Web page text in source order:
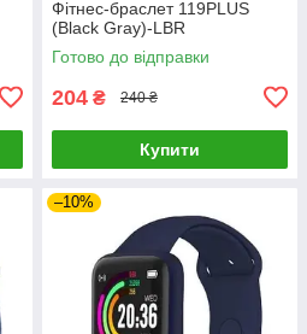
Фітнес-браслет 119PLUS
(Black Gray)-LВR
Готово до відправки
204 ₴ 240 ₴
Купити
–10%